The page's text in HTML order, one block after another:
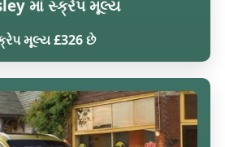
માં સ્ક્રેપ મૂલ્ય
મૂલ્ય £326 છે